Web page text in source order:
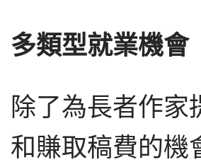
多類型就業機會
除了為長者作家
和賺取稿費的機